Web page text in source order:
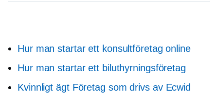
Hur man startar ett konsultföretag online
Hur man startar ett biluthyrningsföretag
Kvinnligt ägtFöretag som drivs av Ecwid